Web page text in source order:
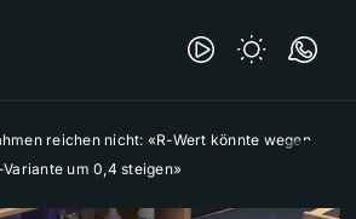
reichen nicht: «R-Wert könnte wegen
um 0,4 steigen»